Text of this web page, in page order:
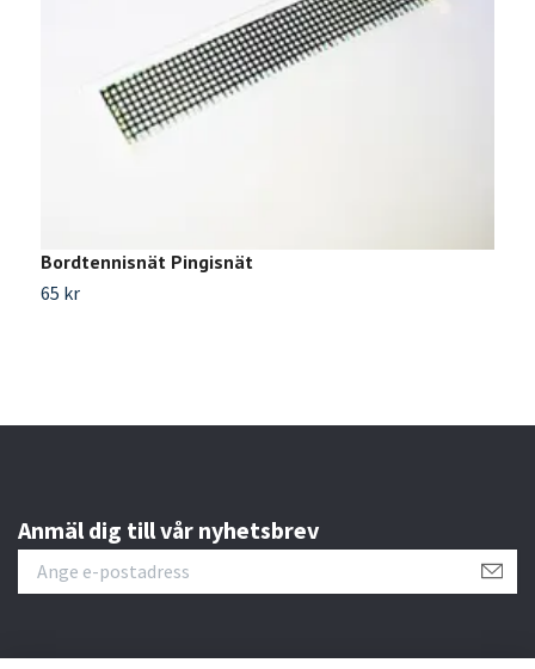
Bordtennisnät Pingisnät
65 kr
Anmäl dig till vår nyhetsbrev